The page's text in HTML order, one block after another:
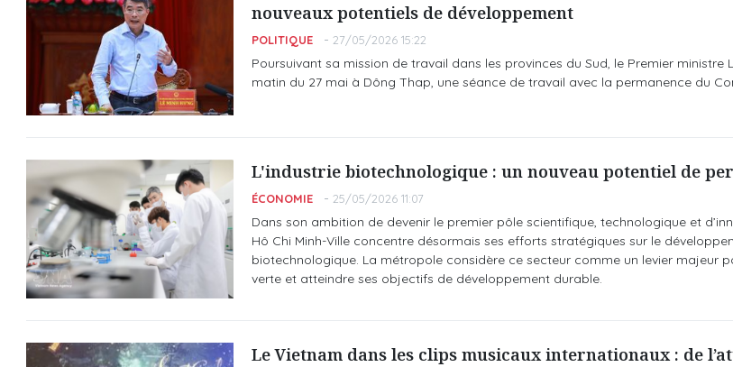
nouveaux potentiels de développement
POLITIQUE 27/05/2026 15:22
Poursuivant sa mission de travail dans les provinces du Sud, le Premier ministre
matin du 27 mai à Dông Thap, une séance de travail avec la permanence du
L'industrie biotechnologique : un nouveau potentiel de
ÉCONOMIE 25/05/2026 11:07
Dans son ambition de devenir le premier pôle scientifique, technologique et
Hô Chi Minh-Ville concentre désormais ses efforts stratégiques sur le
biotechnologique. La métropole considère ce secteur comme un levier majeur
verte et atteindre ses objectifs de développement durable.
Le Vietnam dans les clips musicaux internationaux : de